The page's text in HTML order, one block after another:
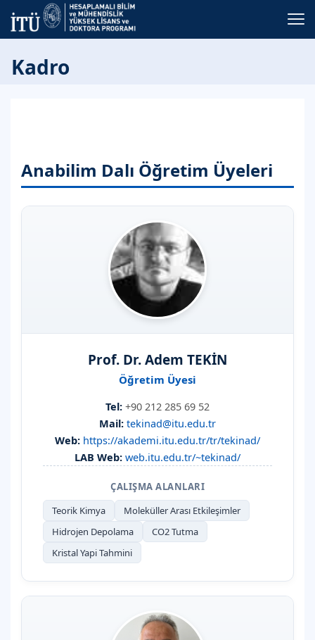
Kadro
Anabilim Dalı Öğretim Üyeleri
Prof. Dr. Adem TEKİN
Öğretim Üyesi
Tel: +90 212 285 69 52
Mail: tekinad@itu.edu.tr
Web: https://akademi.itu.edu.tr/tr/tekinad/
LAB Web: web.itu.edu.tr/~tekinad/
ÇALIŞMA ALANLARI
Teorik Kimya
Moleküller Arası Etkileşimler
Hidrojen Depolama
CO2 Tutma
Kristal Yapi Tahmini